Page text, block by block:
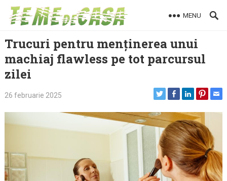
Skip
MENU
Trucuri pentru menținerea unui
machiaj flawless pe tot parcursul
zilei
26 februarie 2025